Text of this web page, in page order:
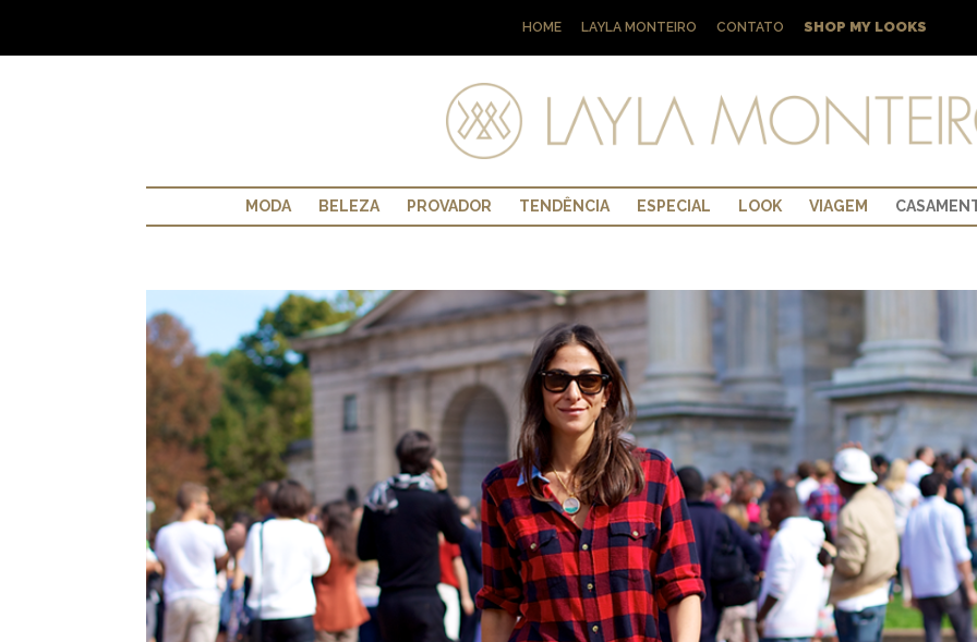
HOME LAYLA MONTEIRO CONTATO SHOP MY LOOKS
MODA BELEZA PROVADOR TENDÊNCIA ESPECIAL LOOK VIAGEM